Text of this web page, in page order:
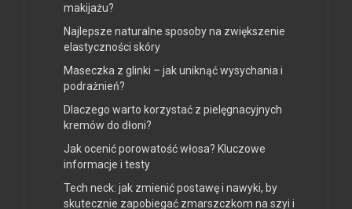
makijażu?
Najlepsze naturalne sposoby na zwiększenie
elastyczności skóry
Maseczka z glinki – jak uniknąć wysychania i
podrażnień?
Dlaczego warto korzystać z pielęgnacyjnych
kremów do dłoni?
Jak ocenić porowatość włosa? Kluczowe
informacje i testy
Tech neck: jak zmienić postawę i nawyki, by
skutecznie zapobiegać zmarszczkom na szyi i